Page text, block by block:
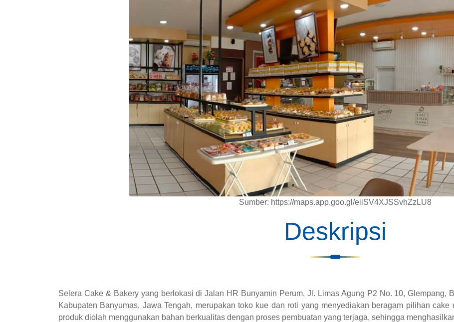
Sumber: https://maps.app.goo.gl/eiiSV4XJSSvhZzLU8
Deskripsi
Selera Cake & Bakery yang berlokasi di Jalan HR Bunyamin Perum, Jl. Limas Agung P2 No. 10, Glempang,
Kabupaten Banyumas, Jawa Tengah, merupakan toko kue dan roti yang menyediakan beragam pilihan
produk diolah menggunakan bahan berkualitas dengan proses pembuatan yang terjaga, sehingga